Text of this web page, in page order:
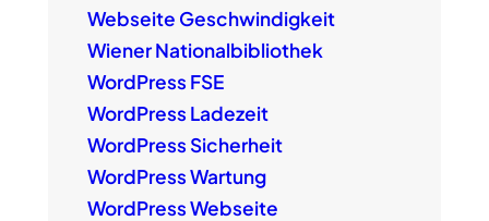
Webseite Geschwindigkeit
Wiener Nationalbibliothek
WordPress FSE
WordPress Ladezeit
WordPress Sicherheit
WordPress Wartung
WordPress Webseite